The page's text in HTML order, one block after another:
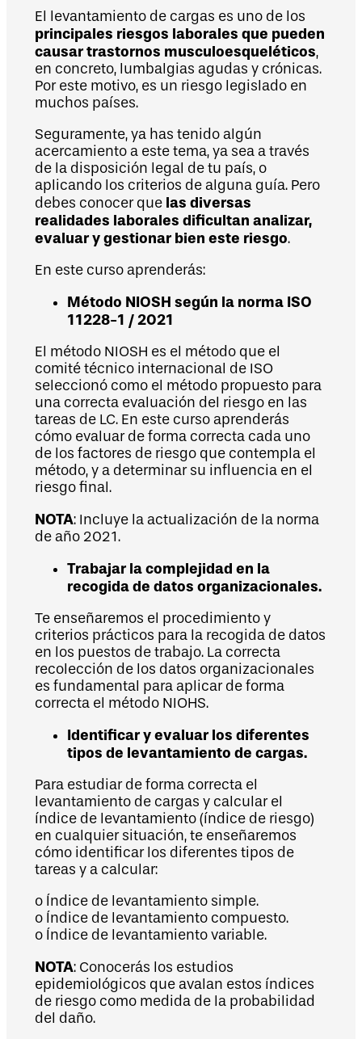
El levantamiento de cargas es uno de los
principales riesgos laborales que pueden
causar trastornos musculoesqueléticos,
en concreto, lumbalgias agudas y crónicas.
Por este motivo, es un riesgo legislado en
muchos países.
Seguramente, ya has tenido algún
acercamiento a este tema, ya sea a través
de la disposición legal de tu país, o
aplicando los criterios de alguna guía. Pero
debes conocer que las diversas
realidades laborales dificultan analizar,
evaluar y gestionar bien este riesgo.
En este curso aprenderás:
Método NIOSH según la norma ISO
11228-1 / 2021
El método NIOSH es el método que el
comité técnico internacional de ISO
seleccionó como el método propuesto para
una correcta evaluación del riesgo en las
tareas de LC. En este curso aprenderás
cómo evaluar de forma correcta cada uno
de los factores de riesgo que contempla el
método, y a determinar su influencia en el
riesgo final.
NOTA: Incluye la actualización de la norma
de año 2021.
Trabajar la complejidad en la
recogida de datos organizacionales.
Te enseñaremos el procedimiento y
criterios prácticos para la recogida de datos
en los puestos de trabajo. La correcta
recolección de los datos organizacionales
es fundamental para aplicar de forma
correcta el método NIOHS.
Identificar y evaluar los diferentes
tipos de levantamiento de cargas.
Para estudiar de forma correcta el
levantamiento de cargas y calcular el
índice de levantamiento (índice de riesgo)
en cualquier situación, te enseñaremos
cómo identificar los diferentes tipos de
tareas y a calcular:
o Índice de levantamiento simple.
o Índice de levantamiento compuesto.
o Índice de levantamiento variable.
NOTA: Conocerás los estudios
epidemiológicos que avalan estos índices
de riesgo como medida de la probabilidad
del daño.